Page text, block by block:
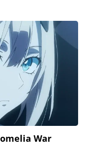
War